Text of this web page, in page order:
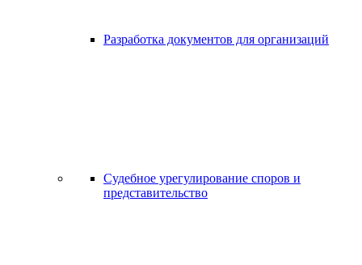
Разработка документов для организаций
Судебное урегулирование споров и
представительство